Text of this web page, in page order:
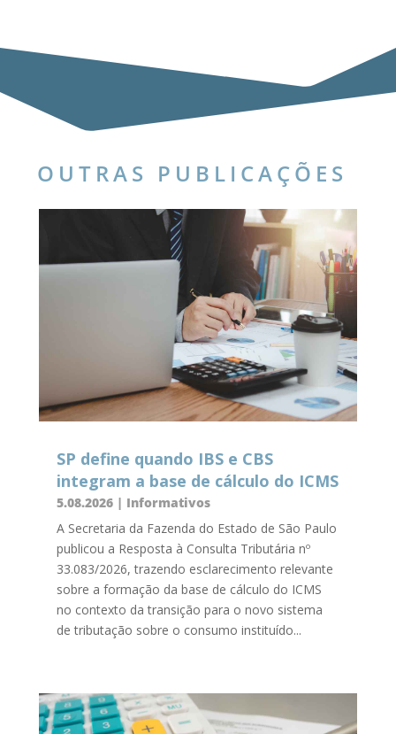
OUTRAS PUBLICAÇÕES
SP define quando IBS e CBS
integram a base de cálculo do ICMS
5.08.2026| Informativos
A Secretaria da Fazenda do Estado de São Paulo
publicou a Resposta à Consulta Tributária nº
33.083/2026, trazendo esclarecimento relevante
sobre a formação da base de cálculo do ICMS
no contexto da transição para o novo sistema
de tributação sobre o consumo instituído...